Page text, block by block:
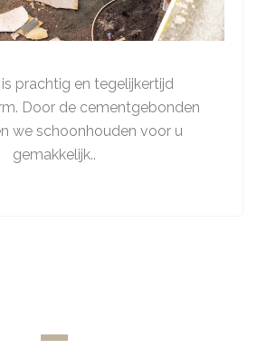
prachtig en tegelijkertijd
Door de cementgebonden
we schoonhouden voor u
gemakkelijk..